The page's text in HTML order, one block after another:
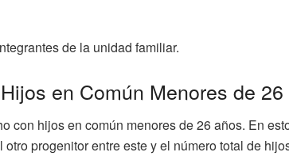
de la unidad familiar.
en Común Menores de
con hijos en común menores de 26 años. En
progenitor entre este y el número total de